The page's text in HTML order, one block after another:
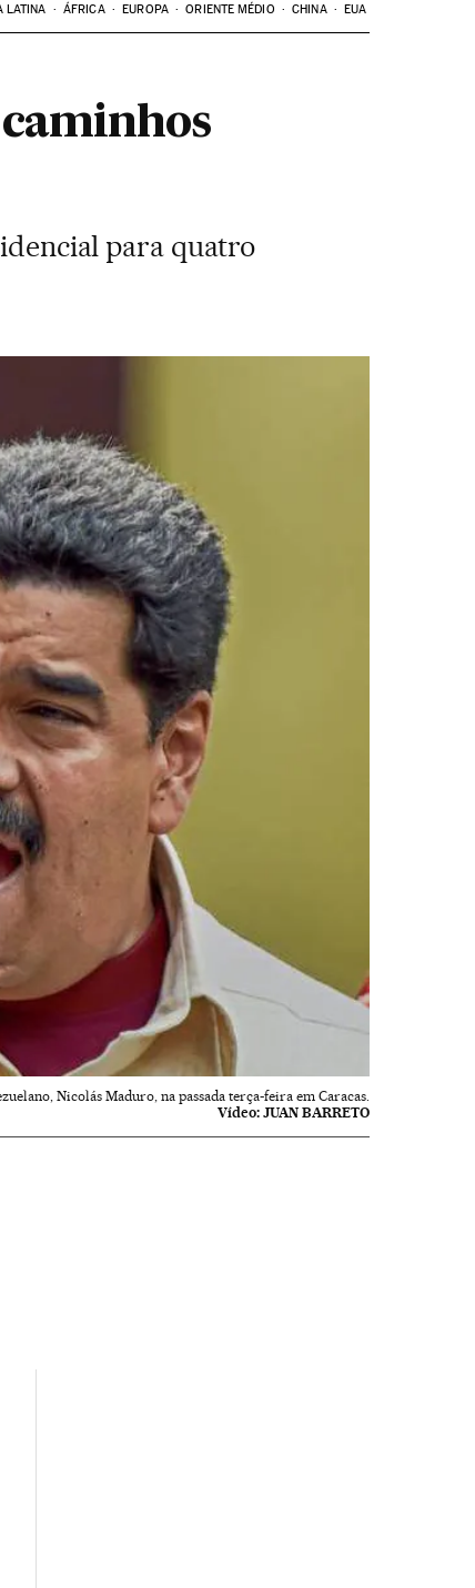
LATINA ÁFRICA EUROPA ORIENTE MÉDIO CHINA EUA
para quatro
Nicolás Maduro, na passada terça-feira em Caracas.
Vídeo: JUAN BARRETO